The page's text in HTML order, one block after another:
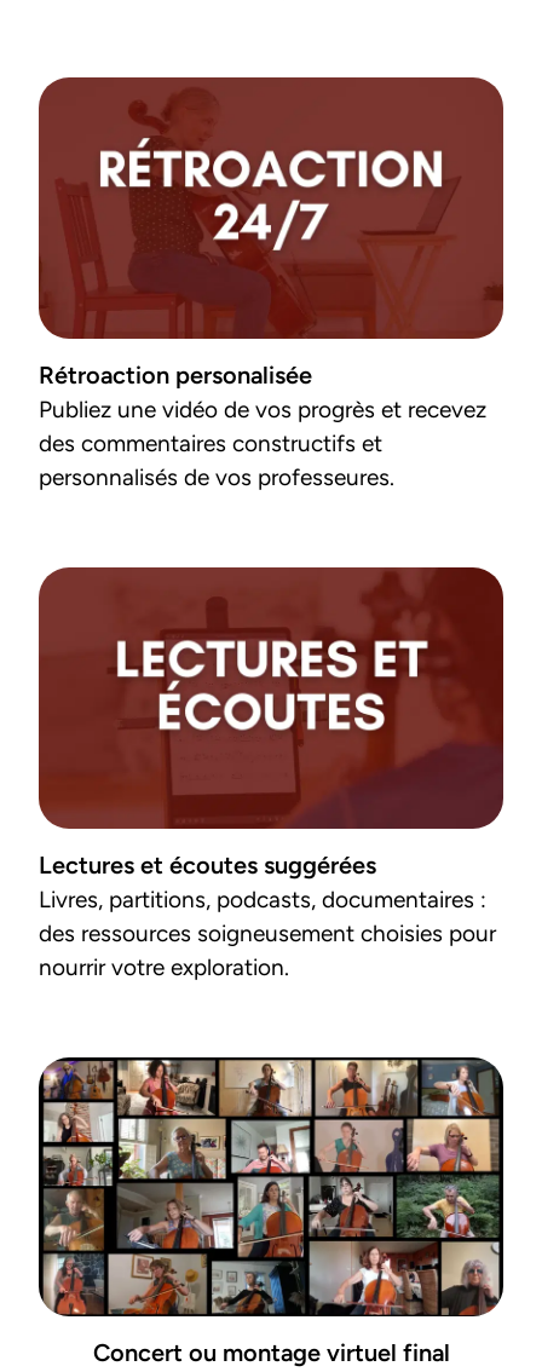
Rétroaction personalisée
Publiez une vidéo de vos progrès et recevez
des commentaires constructifs et
personnalisés de vos professeures.
Lectures et écoutes suggérées
Livres, partitions, podcasts, documentaires :
des ressources soigneusement choisies pour
nourrir votre exploration.
Concert ou montage virtuel final